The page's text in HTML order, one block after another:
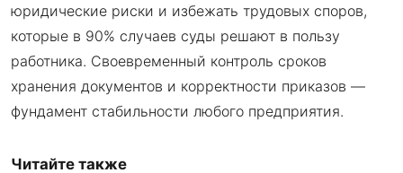
юридические риски и избежать трудовых споров,
которые в 90% случаев суды решают в пользу
работника. Своевременный контроль сроков
хранения документов и корректности приказов —
фундамент стабильности любого предприятия.
Читайте также